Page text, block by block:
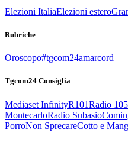
Elezioni ItaliaElezioni estero
Rubriche
Oroscopo#tgcom24amarcord
Tgcom24 Consiglia
Mediaset InfinityR101Radio 105
MontecarloRadio Subasio
PorroNon SprecareCotto e